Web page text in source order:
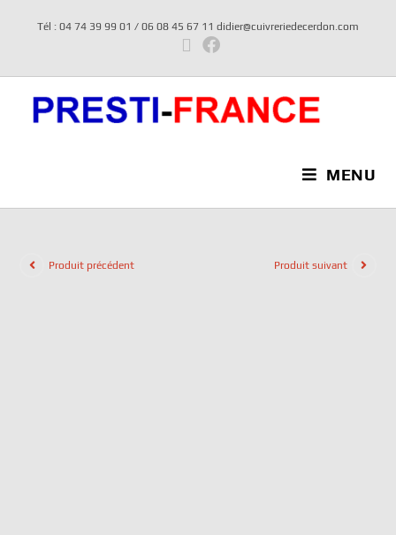
Tél : 04 74 39 99 01 / 06 08 45 67 11 didier@cuivreriedecerdon.com
MENU
Produit précédent Produit suivant